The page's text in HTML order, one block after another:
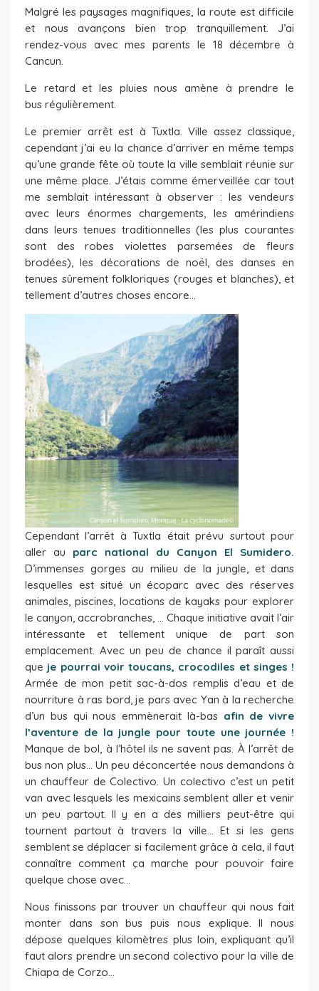
Malgré les paysages magnifiques, la route est difficile
et nous avançons bien trop tranquillement. J’ai
rendez-vous avec mes parents le 18 décembre à
Cancun.
Le retard et les pluies nous amène à prendre le
bus régulièrement.
Le premier arrêt est à Tuxtla. Ville assez classique,
cependant j’ai eu la chance d’arriver en même temps
qu’une grande fête où toute la ville semblait réunie sur
une même place. J’étais comme émerveillée car tout
me semblait intéressant à observer : les vendeurs
avec leurs énormes chargements, les amérindiens
dans leurs tenues traditionnelles (les plus courantes
sont des robes violettes parsemées de fleurs
brodées), les décorations de noël, des danses en
tenues sûrement folkloriques (rouges et blanches), et
tellement d’autres choses encore…
Cependant l’arrêt à Tuxtla était prévu surtout pour
aller au parc national du Canyon El Sumidero.
D’immenses gorges au milieu de la jungle, et dans
lesquelles est situé un écoparc avec des réserves
animales, piscines, locations de kayaks pour explorer
le canyon, accrobranches, … Chaque initiative avait l’air
intéressante et tellement unique de part son
emplacement. Avec un peu de chance il paraît aussi
que je pourrai voir toucans, crocodiles et singes !
Armée de mon petit sac-à-dos remplis d’eau et de
nourriture à ras bord, je pars avec Yan à la recherche
d’un bus qui nous emmènerait là-bas afin de vivre
l’aventure de la jungle pour toute une journée !
Manque de bol, à l’hôtel ils ne savent pas. À l’arrêt de
bus non plus… Un peu déconcertée nous demandons à
un chauffeur de Colectivo. Un colectivo c’est un petit
van avec lesquels les mexicains semblent aller et venir
un peu partout. Il y en a des milliers peut-être qui
tournent partout à travers la ville… Et si les gens
semblent se déplacer si facilement grâce à cela, il faut
connaître comment ça marche pour pouvoir faire
quelque chose avec…
Nous finissons par trouver un chauffeur qui nous fait
monter dans son bus puis nous explique. Il nous
dépose quelques kilomètres plus loin, expliquant qu’il
faut alors prendre un second colectivo pour la ville de
Chiapa de Corzo…